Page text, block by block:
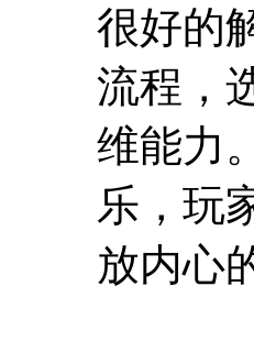
很好的
流程，
维能力
乐，玩
放内心